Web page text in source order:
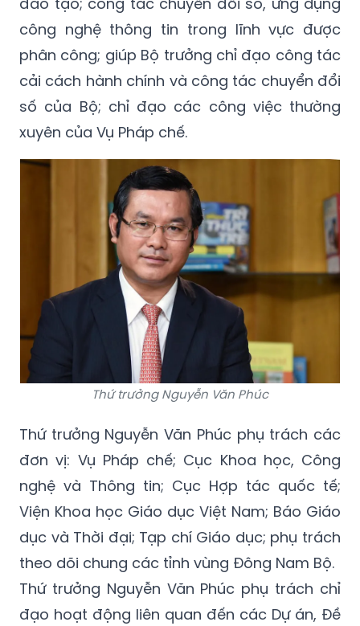
công nghệ thông tin trong lĩnh vực được
phân công; giúp Bộ trưởng chỉ đạo công tác
cải cách hành chính và công tác chuyển đổi
số của Bộ; chỉ đạo các công việc thường
xuyên của Vụ Pháp chế.
Thứ trưởng Nguyễn Văn Phúc
Thứ trưởng Nguyễn Văn Phúc phụ trách các
đơn vị: Vụ Pháp chế; Cục Khoa học, Công
nghệ và Thông tin; Cục Hợp tác quốc tế;
Viện Khoa học Giáo dục Việt Nam; Báo Giáo
dục và Thời đại; Tạp chí Giáo dục; phụ trách
theo dõi chung các tỉnh vùng Đông Nam Bộ.
Thứ trưởng Nguyễn Văn Phúc phụ trách chỉ
đạo hoạt động liên quan đến các Dự án, Đề